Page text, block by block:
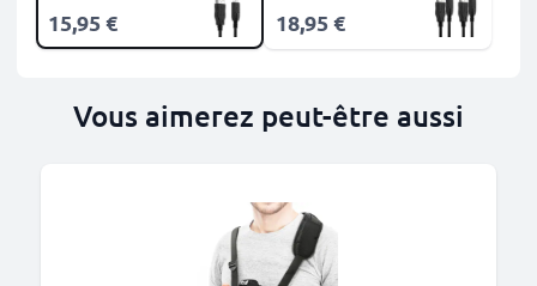
15,95 € 18,95 €
Vous aimerez peut-être aussi